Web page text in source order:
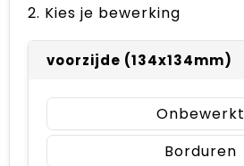
2. Kies je bewerking
voorzijde (134x134mm)
Onbewerkt
Borduren